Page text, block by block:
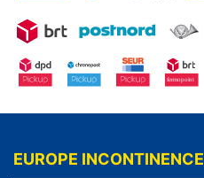
EUROPE INCONTINENCE